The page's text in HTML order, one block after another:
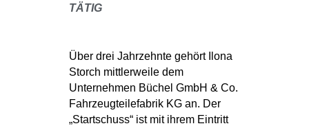
TÄTIG
Über drei Jahrzehnte gehört Ilona
Storch mittlerweile dem
Unternehmen Büchel GmbH & Co.
Fahrzeugteilefabrik KG an. Der
„Startschuss“ ist mit ihrem Eintritt